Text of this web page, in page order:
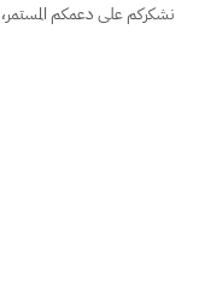
نشكركم على دعمكم